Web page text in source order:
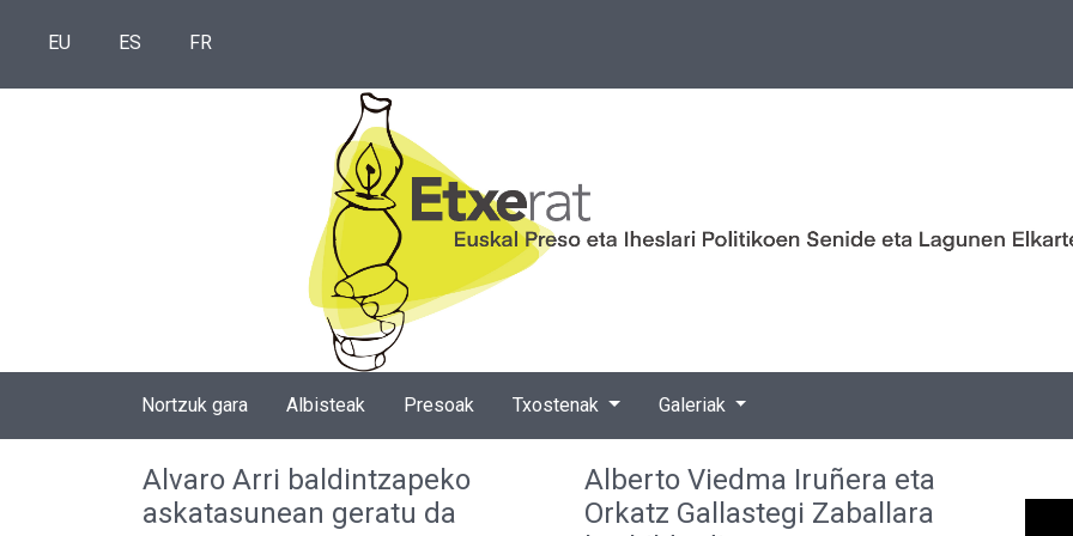
EU ES FR
Nortzuk gara Albisteak Presoak Txostenak Galeriak
Alvaro Arri baldintzapeko
askatasunean geratu da
Alberto Viedma Iruñera eta
Orkatz Gallastegi Zaballara